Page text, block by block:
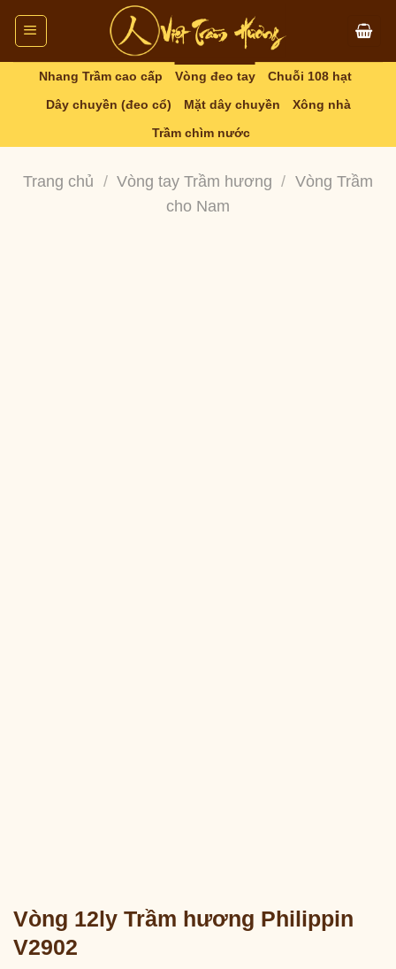
Skip
content
Nhang Trầm cao cấp Vòng đeo tay
Chuỗi 108 hạt
Dây chuyền (đeo cổ)
Mặt dây chuyền
Xông nhà
Trầm chìm nước
Trang chủ / Vòng tay Trầm hương / Vòng Trầm
cho Nam
Vòng 12ly Trầm hương Philippin
V2902